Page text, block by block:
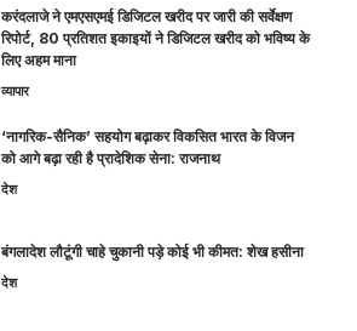
करंदलाजे ने एमएसएमई डिजिटल खरीद पर जारी की सर्वेक्षण
रिपोर्ट, 80 प्रतिशत इकाइयों ने डिजिटल खरीद को भविष्य के
लिए अहम माना
व्यापार
‘नागरिक-सैनिक’ सहयोग बढ़ाकर विकसित भारत के विजन
को आगे बढ़ा रही है प्रादेशिक सेना: राजनाथ
देश
बंगलादेश लौटूंगी चाहे चुकानी पड़े कोई भी कीमत: शेख हसीना
देश